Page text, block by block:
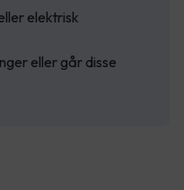
elektrisk
eller går disse